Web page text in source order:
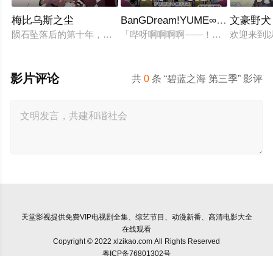
梅比乌斯之尘
陨石坠落后的第十年，由于巨大结晶释放出的神秘粒子“梅比乌
BanGDream!YUME∞MITA
「哔呀啊啊啊啊——！！！」为了乐
文豪野
欢迎来到
共0 条 “碧蓝之海 第三季” 影评
影片评论
天堂影视提供免费VIP电视剧全集、综艺节目、动漫新番、高清电影大全
在线观看
Copyright © 2022 xlzikao.com All Rights Reserved
粤ICP备76801302号